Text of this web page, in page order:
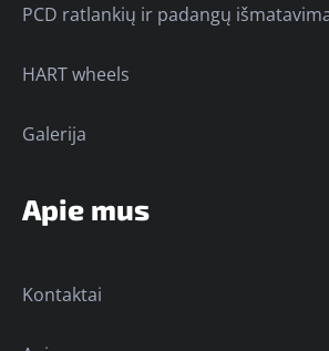
PCD ratlankių ir padangų
HART wheels
Galerija
Apie mus
Kontaktai